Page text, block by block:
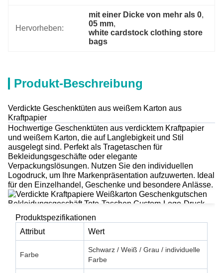
Hervorheben:
mit einer Dicke von mehr als 0,
05 mm,
white cardstock clothing store
bags
Produkt-Beschreibung
Verdickte Geschenktüten aus weißem Karton aus
Kraftpapier
Hochwertige Geschenktüten aus verdicktem Kraftpapier
und weißem Karton, die auf Langlebigkeit und Stil
ausgelegt sind. Perfekt als Tragetaschen für
Bekleidungsgeschäfte oder elegante
Verpackungslösungen. Nutzen Sie den individuellen
Logodruck, um Ihre Markenpräsentation aufzuwerten. Ideal
für den Einzelhandel, Geschenke und besondere Anlässe.
Produktspezifikationen
Attribut
Wert
Farbe
Schwarz / Weiß / Grau / individuelle
Farbe